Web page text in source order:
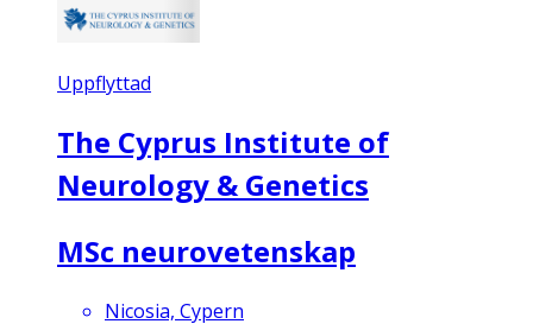
Uppflyttad
The Cyprus Institute of
Neurology & Genetics
MSc neurovetenskap
Nicosia, Cypern